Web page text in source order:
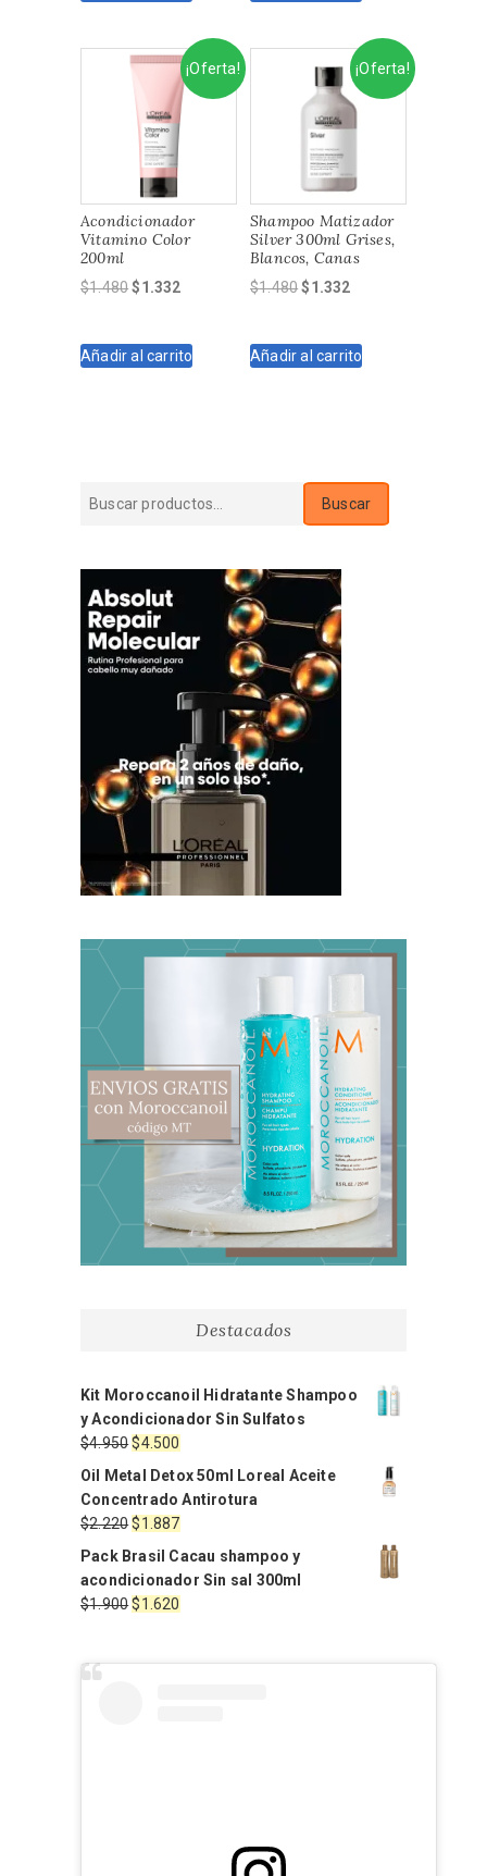
¡Oferta!
Acondicionador
Vitamino Color
200ml
$1.480El
era:
$1.332
es:
Añadir al carrito
¡Oferta!
Shampoo Matizador
Silver 300ml Grises,
Blancos, Canas
$1.480El
era:
$1.332
es:
Añadir al carrito
Buscar
Buscar
Destacados
Kit Moroccanoil Hidratante Shampoo
y Acondicionador Sin Sulfatos
$4.950El
precio
original
era:
$4.950.
$4.500
precio
actual
es:
$4.500.
Oil Metal Detox 50ml Loreal Aceite
Concentrado Antirotura
$2.220El
precio
original
era:
$2.220.
$1.887El
actual
es:
$1.887.
Pack Brasil Cacau shampoo y
acondicionador Sin sal 300ml
$1.900El
$1.620